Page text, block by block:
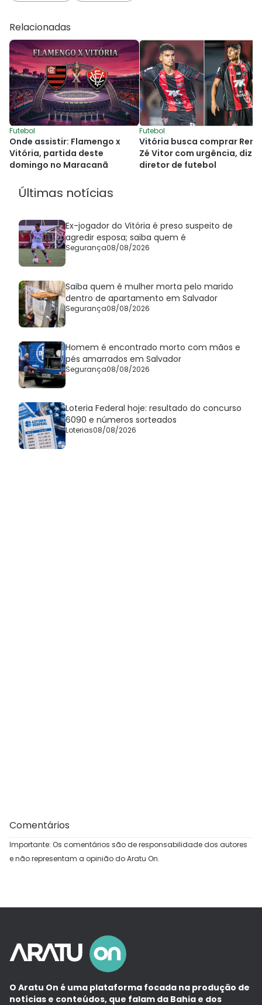
Relacionadas
Futebol
Onde assistir: Flamengo x
Vitória, partida deste
domingo no Maracanã
Futebol
Vitória busca comprar Renê
Zé Vitor com urgência, diz
diretor de futebol
Últimas notícias
Ex-jogador do Vitória é preso suspeito de
agredir esposa; saiba quem é
Segurança08/08/2026
Saiba quem é mulher morta pelo marido
dentro de apartamento em Salvador
Segurança08/08/2026
Homem é encontrado morto com mãos e
pés amarrados em Salvador
Segurança08/08/2026
Loteria Federal hoje: resultado do concurso
6090 e números sorteados
Loterias08/08/2026
Comentários
Importante: Os comentários são de responsabilidade dos autores
e não representam a opinião do Aratu On.
O Aratu On é uma plataforma focada na produção de
notícias e conteúdos, que falam da Bahia e dos